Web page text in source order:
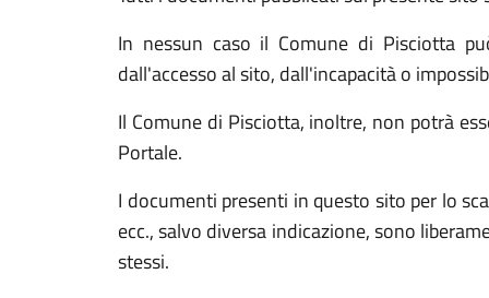
In nessun caso il Comune di Pisciotta
dall'accesso al sito, dall'incapacità o
Il Comune di Pisciotta, inoltre, non potrà
Portale.
I documenti presenti in questo sito per lo
ecc., salvo diversa indicazione, sono
stessi.